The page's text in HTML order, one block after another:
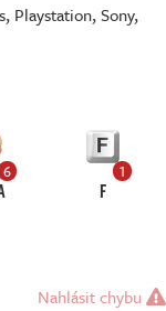
, Playstation,Sony,
6 1
F
Nahlásit chybu